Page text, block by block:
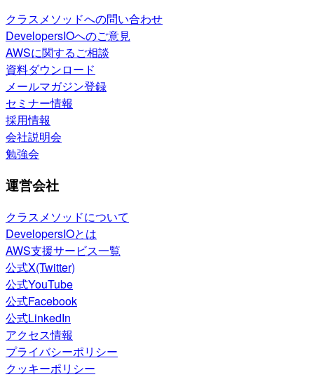
クラスメソッドへの問い合わせ
DevelopersIOへのご意見
AWSに関するご相談
資料ダウンロード
メールマガジン登録
セミナー情報
採用情報
会社説明会
勉強会
運営会社
クラスメソッドについて
DevelopersIOとは
AWS支援サービス一覧
公式X(Twitter)
公式YouTube
公式Facebook
公式LinkedIn
アクセス情報
プライバシーポリシー
クッキーポリシー